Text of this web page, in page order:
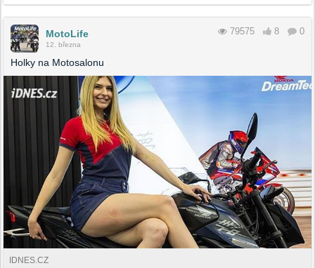
MotoLife
12. března
79575 8 0
Holky na Motosalonu
IDNES.CZ